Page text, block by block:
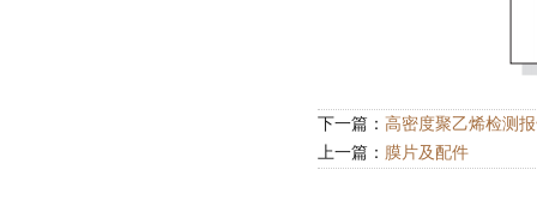
下一篇： 高密度聚乙烯检测
上一篇： 膜片及配件